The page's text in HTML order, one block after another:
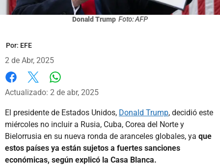
Donald Trump Foto: AFP
Por: EFE
2 de Abr, 2025
Facebook
X
Actualizado: 2 de abr, 2025
El presidente de Estados Unidos, Donald Trump, decidió este
miércoles no incluir a Rusia, Cuba, Corea del Norte y
Bielorrusia en su nueva ronda de aranceles globales, ya que
estos países ya están sujetos a fuertes sanciones
económicas, según explicó la Casa Blanca.